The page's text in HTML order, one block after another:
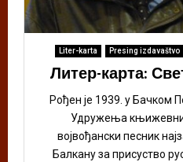
Liter-karta Presing izdavaštvo
Литер-карта:
Рођен је 1939. у Бачком
Удружења
војвођански песник
Балкану за присуство